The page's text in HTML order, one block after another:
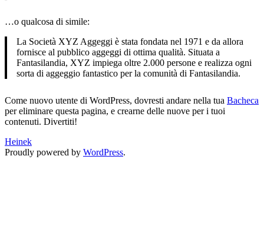
…o qualcosa di simile:
La Società XYZ Aggeggi è stata fondata nel 1971 e da allora
fornisce al pubblico aggeggi di ottima qualità. Situata a
Fantasilandia, XYZ impiega oltre 2.000 persone e realizza ogni
sorta di aggeggio fantastico per la comunità di Fantasilandia.
Come nuovo utente di WordPress, dovresti andare nella tua Bacheca
per eliminare questa pagina, e crearne delle nuove per i tuoi
contenuti. Divertiti!
Heinek
Proudly powered by WordPress.